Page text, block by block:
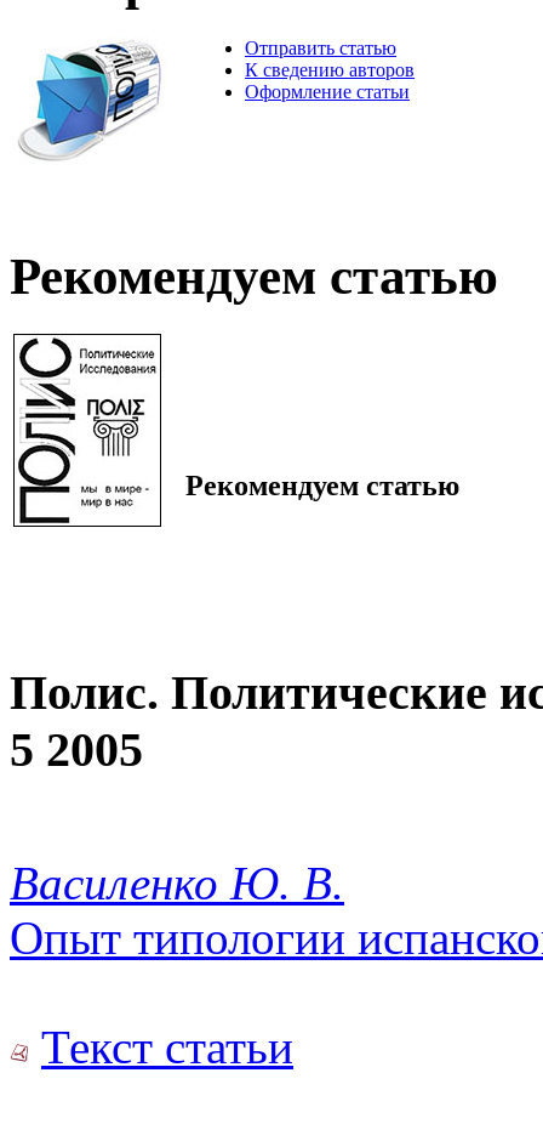
Отправить статью
К сведению авторов
Оформление статьи
Рекомендуем статью
Рекомендуем статью
Полис. Политические
5 2005
Василенко Ю. В.
Опыт типологии
Текст статьи